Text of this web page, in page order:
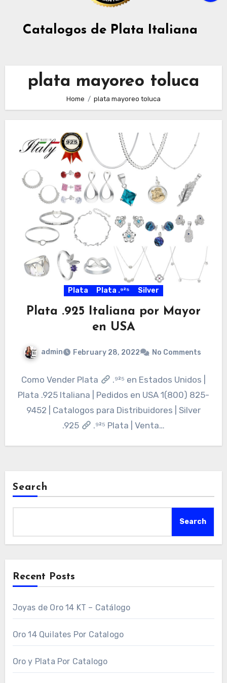
Catalogos de Plata Italiana
plata mayoreo toluca
Home plata mayoreo toluca
Plata Plata .⁹²⁵ Silver
Plata .925 Italiana por Mayor
en USA
admin February 28, 2022 No Comments
Como Vender Plata
.⁹²⁵ en Estados Unidos |
Plata .925 Italiana | Pedidos en USA 1(800) 825-
9452 | Catalogos para Distribuidores | Silver
.925
.⁹²⁵ Plata | Venta…
Search
Search
Recent Posts
Joyas de Oro 14 KT – Catálogo
Oro 14 Quilates Por Catalogo
Oro y Plata Por Catalogo